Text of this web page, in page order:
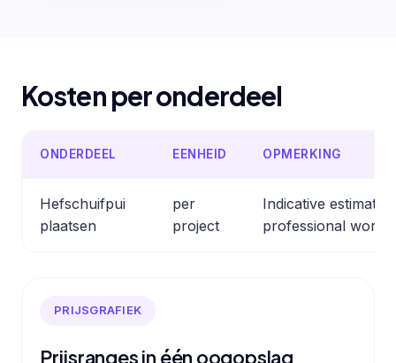
Kosten per onderdeel
ONDERDEEL EENHEID OPMERKING
Hefschuifpui
plaatsen
per
project
Indicative estimate
professional work.
PRIJSGRAFIEK
Prijsranges in één oogopslag